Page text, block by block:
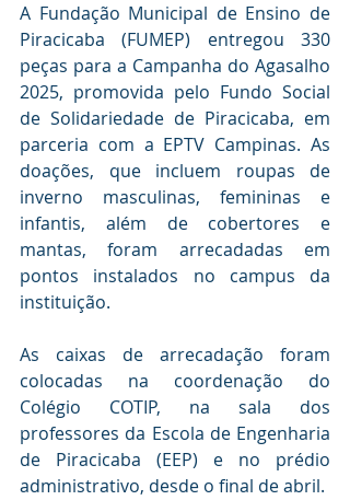
A Fundação Municipal de Ensino de
Piracicaba (FUMEP) entregou 330
peças para a Campanha do Agasalho
2025, promovida pelo Fundo Social
de Solidariedade de Piracicaba, em
parceria com a EPTV Campinas. As
doações, que incluem roupas de
inverno masculinas, femininas e
infantis, além de cobertores e
mantas, foram arrecadadas em
pontos instalados no campus da
instituição.
As caixas de arrecadação foram
colocadas na coordenação do
Colégio COTIP, na sala dos
professores da Escola de Engenharia
de Piracicaba (EEP) e no prédio
administrativo, desde o final de abril.